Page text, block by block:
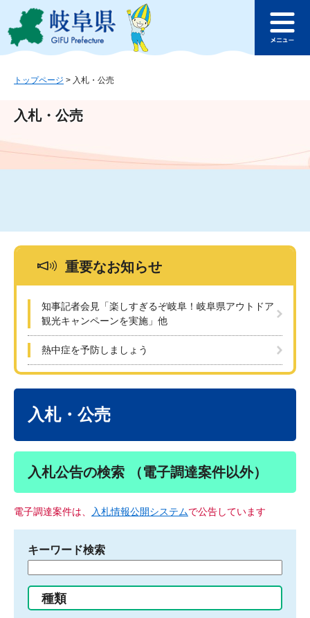
ジ
ュ
文
このページの本文へ
ュ
トップページ > 入札・公売
入札・公売
重要なお知らせ
知事記者会見「楽しすぎるぞ岐阜！岐阜県アウトドア
観光キャンペーンを実施」他
熱中症を予防しましょう
入札・公売
入札公告の検索 （電子調達案件以外）
電子調達案件は、 入札情報公開システムで公告しています
キーワード検索
る
種類